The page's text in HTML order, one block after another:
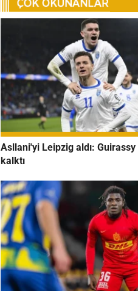
Asllani'yi Leipzig aldı: Guirassy
kalktı